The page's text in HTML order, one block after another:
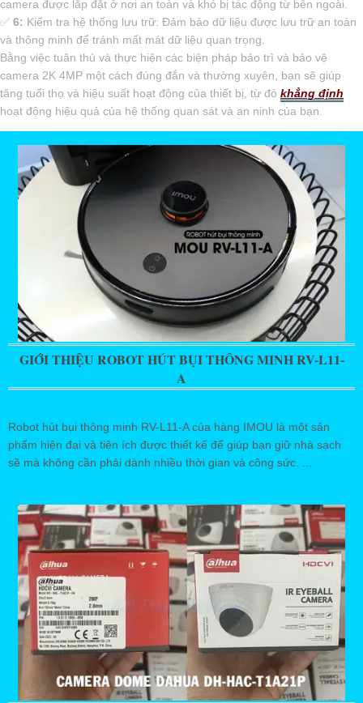
camera được lắp đặt ở nơi an toàn và khó bị tác động từ bên ngoài.
️✅ 6: Kiểm tra hệ thống lưu trữ: Đảm bảo dữ liệu được lưu trữ an toàn
và thông minh để tránh mất mát dữ liệu quan trọng.
Bằng việc tuân thủ và thực hiện các biện pháp bảo trì và bảo vệ
camera 2K 4MP một cách đúng đắn và thường xuyên, bạn sẽ giúp
tăng tuổi thọ và hiệu suất hoạt động của thiết bị, từ đó khẳng định
hoạt động hiệu quả của hệ thống quan sát và an ninh của bạn.
GIỚI THIỆU ROBOT HÚT BỤI THÔNG MINH RV-L11-
A
Robot hút bụi thông minh RV-L11-A của hàng IMOU là một sản
phẩm hiện đại và tiện ích được thiết kế để giúp bạn giữ nhà sạch
sẽ mà không cần phải dành nhiều thời gian và công sức. ...